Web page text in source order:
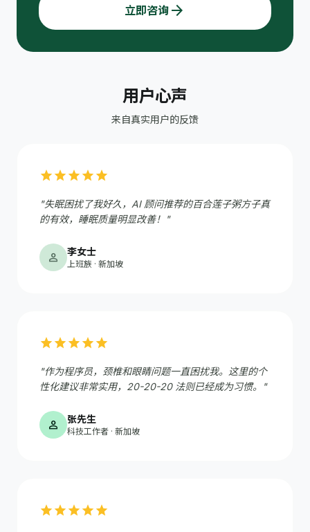
立即咨询 arrow_forward
用户心声
来自真实用户的反馈
starstarstarstarstar
"失眠困扰了我好久，AI 顾问推荐的百合莲子粥方子真
的有效，睡眠质量明显改善！"
person 李女士
上班族 · 新加坡
starstarstarstarstar
"作为程序员，颈椎和眼睛问题一直困扰我。这里的个
性化建议非常实用，20-20-20 法则已经成为习惯。"
person 张先生
科技工作者 · 新加坡
starstarstarstarstar